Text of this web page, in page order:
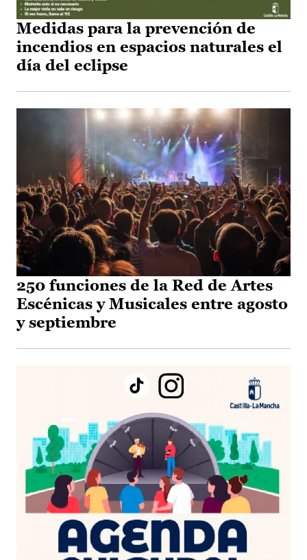
Medidas para la prevención de
incendios en espacios naturales el
día del eclipse
250 funciones de la Red de Artes
Escénicas y Musicales entre agosto
y septiembre